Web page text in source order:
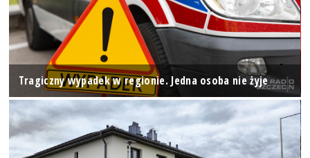
Tragiczny wypadek w regionie. Jedna osoba nie żyje